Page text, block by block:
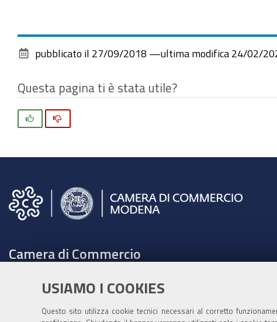
USIAMO I COOKIES
Questo sito utilizza cookie tecnici necessari al corretto
pubblicato il 27/09/2018 —ultima modifica 24/02/
Questa pagina ti è stata utile?
Camera di Commercio
Tel. 059208111 -URP
Contabilità speciale Banca d'Italia: